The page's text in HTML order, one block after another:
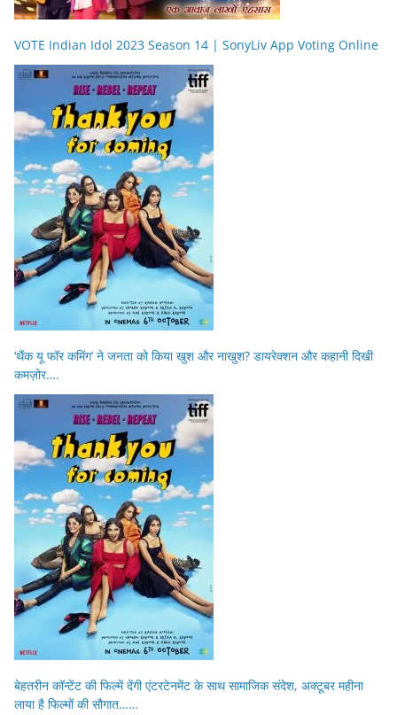
VOTE Indian Idol 2023 Season 14 | SonyLiv App Voting Online
‘थैंक यू फॉर कमिंग’ ने जनता को किया खुश और नाखुश? डायरेक्शन और कहानी दिखी
कमज़ोर….
बेहतरीन कॉन्टेंट की फिल्में देंगी एंटरटेनमेंट के साथ सामाजिक संदेश, अक्टूबर महीना
लाया है फिल्मों की सौगात……